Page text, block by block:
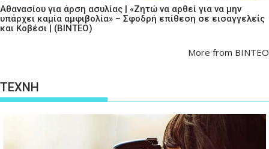
Αθανασίου για άρση ασυλίας | «Ζητώ να αρθεί για να μην
υπάρχει καμία αμφιβολία» – Σφοδρή επίθεση σε εισαγγελείς
και Κοβέσι | (ΒΙΝΤΕΟ)
More from ΒΙΝΤΕΟ
ΤΕΧΝΗ